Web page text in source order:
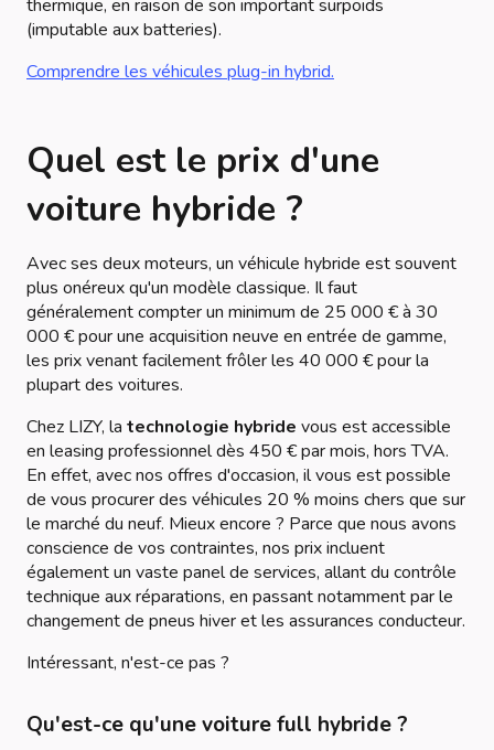
thermique, en raison de son important surpoids
(imputable aux batteries).
Comprendre les véhicules plug-in hybrid.
Quel est le prix d'une
voiture hybride ?
Avec ses deux moteurs, un véhicule hybride est souvent
plus onéreux qu'un modèle classique. Il faut
généralement compter un minimum de 25 000 € à 30
000 € pour une acquisition neuve en entrée de gamme,
les prix venant facilement frôler les 40 000 € pour la
plupart des voitures.
Chez LIZY, la technologie hybride vous est accessible
en leasing professionnel dès 450 € par mois, hors TVA.
En effet, avec nos offres d'occasion, il vous est possible
de vous procurer des véhicules 20 % moins chers que sur
le marché du neuf. Mieux encore ? Parce que nous avons
conscience de vos contraintes, nos prix incluent
également un vaste panel de services, allant du contrôle
technique aux réparations, en passant notamment par le
changement de pneus hiver et les assurances conducteur.
Intéressant, n'est-ce pas ?
Qu'est-ce qu'une voiture full hybride ?